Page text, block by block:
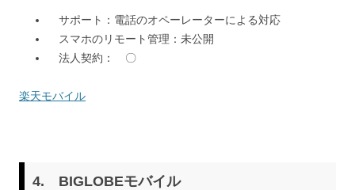
サポート：電話のオペーレーターによる対応
スマホのリモート管理：未公開
法人契約： 〇
楽天モバイル
4. BIGLOBEモバイル